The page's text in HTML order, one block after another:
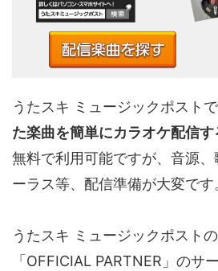
うたスキ ミュージックポストで
た楽曲を簡単にカラオケ配信す
無料で利用可能ですが、音源
ーラス等、配信準備が大変です
うたスキ ミュージックポストの
「OFFICIAL PARTNER」のサ